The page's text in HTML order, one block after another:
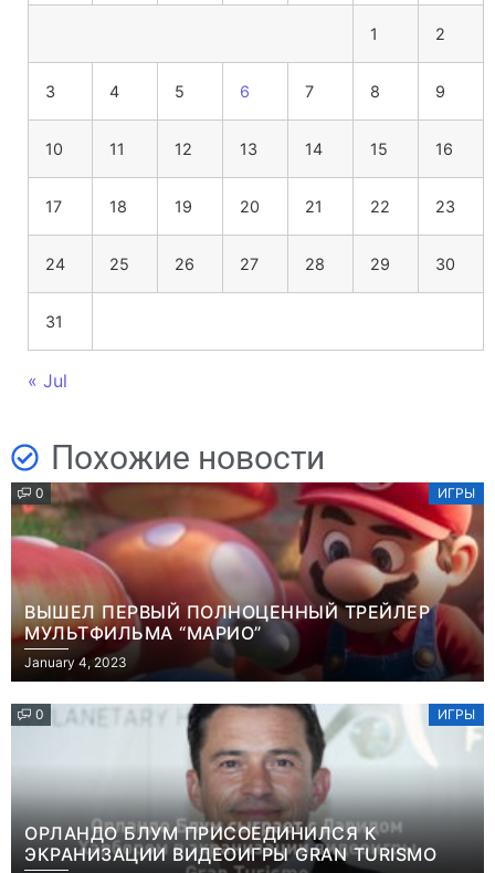
1 2
3 4 5 6 7 8 9
10 11 12 13 14 15 16
17 18 19 20 21 22 23
24 25 26 27 28 29 30
31
« Jul
Похожие новости
0 ИГРЫ
ВЫШЕЛ ПЕРВЫЙ ПОЛНОЦЕННЫЙ ТРЕЙЛЕР
МУЛЬТФИЛЬМА “МАРИО”
January 4, 2023
0 ИГРЫ
ОРЛАНДО БЛУМ ПРИСОЕДИНИЛСЯ К
ЭКРАНИЗАЦИИ ВИДЕОИГРЫ GRAN TURISMO